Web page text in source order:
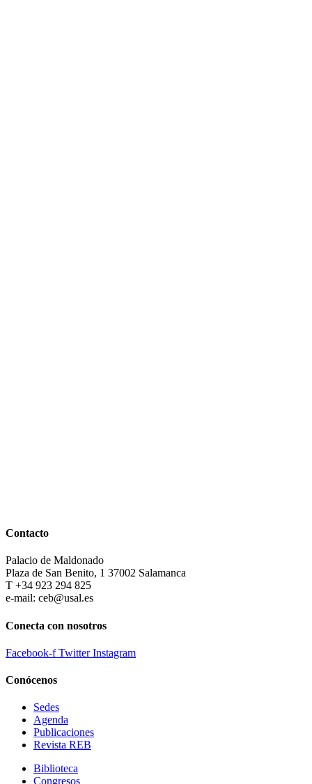
Contacto
Palacio de Maldonado
Plaza de San Benito, 1 37002 Salamanca
T +34 923 294 825
e-mail: ceb@usal.es
Conecta con nosotros
Facebook-f Twitter Instagram
Conócenos
Sedes
Agenda
Publicaciones
Revista REB
Biblioteca
Congresos